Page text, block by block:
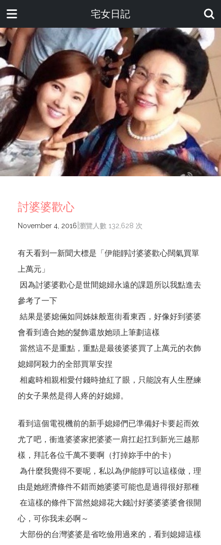
宅女日記
討婆婆歡心
November 4, 2016 瀏覽人數 132,628 次
有天看到一新聞大標是「伊能靜討婆婆歡心闊氣買單
上萬元」
因為討婆婆歡心是世間媳婦永遠的課題所以我點進去
參考了一下
結果是婆媳倆如同姊妹般逛街看東西，好像好到婆婆
會看到適合她的髮飾還放她頭上筆劃這樣
當然這不是重點，重點是最後婆婆買了上萬元的衣飾
媳婦阿殺力的全部買單安捏
相處時相親相愛付錢時搶紅了眼，只能說有人生歷練
的女子果然是得人疼的好媳婦。
看到這個電視機前的新手媳婦們已準備好卡要起而效
尤了吧，衝進婆婆家把婆婆一肩扛起扛到新光三越那
樣，拜託各位千萬不要啊（打掉妳手中的卡）
為什麼我覺得不要呢，私以為伊能靜可以這樣做，理
由是她經濟條件不錯而她婆婆可能也是過得很好那種
在這樣的條件下當然媳婦花大錢討好婆婆婆婆會很開
心，可你我未必啊～
大部份的台灣婆婆是省吃儉用過來的，看到媳婦這樣